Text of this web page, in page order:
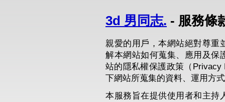
3d 男同志. - 服務條
親愛的用戶，本網站絕對尊重
解本網站如何蒐集、應用及保
站的隱私權保護政策（
下網站所蒐集的資料、運用方
本服務旨在提供使用者和主持